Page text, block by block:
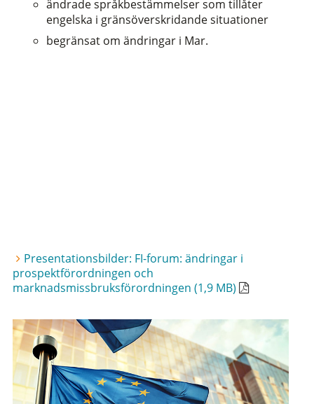
ändrade språkbestämmelser som tillåter
engelska i gränsöverskridande situationer
begränsat om ändringar i Mar.
Presentationsbilder: FI-forum: ändringar i
prospektförordningen och
marknadsmissbruksförordningen (1,9 MB)